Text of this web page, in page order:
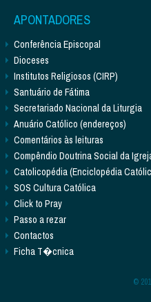
APONTADORES
Conferência Episcopal
Dioceses
Institutos Religiosos (CIRP)
Santuário de Fátima
Secretariado Nacional da Liturgia
Anuário Católico (endereços)
Comentários às leituras
Compêndio Doutrina Social da
Catolicopédia (Enciclopédia
SOS Cultura Católica
Click to Pray
Passo a rezar
Contactos
Ficha T�cnica
©